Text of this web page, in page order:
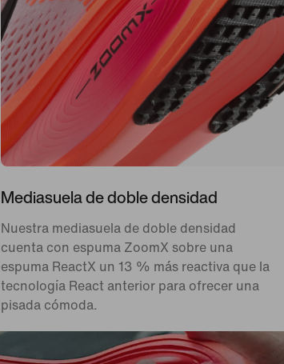
Mediasuela de doble densidad
Nuestra mediasuela de doble densidad
cuenta con espuma ZoomX sobre una
espuma ReactX un 13 % más reactiva que la
tecnología React anterior para ofrecer una
pisada cómoda.